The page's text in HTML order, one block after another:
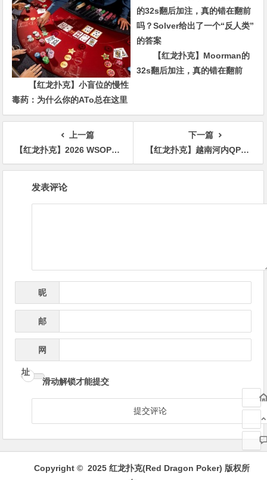
达森/赵洪军分别登顶小组CL，
【红龙扑克】小盲位的慢性
毒药：为什么你的ATo总在这里
输钱？
【红龙扑克】Moorman的
32s翻后加注，真的错在翻前
上一篇
【红龙扑克】2026 WSOP | 庆祝过早酿悲剧：日本选手以为晋级实遭淘汰
下一篇
【红龙扑克】越南河内QPC Day8｜“平南王”贾曰泉问鼎豪客帝国赛冠军，罗爽、潘财明分别获第五、第九名；陈明聪、冯苗打入主赛决赛桌将冲击奖杯
发表评论
昵
邮
网
址
滑动解锁才能提交
Copyright © 2025 红龙扑克(Red Dragon Poker) 版权所